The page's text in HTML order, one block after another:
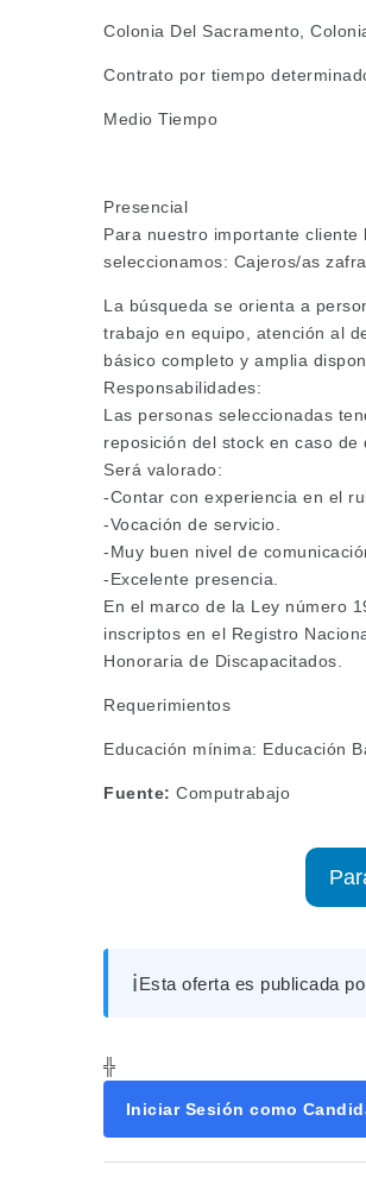
Colonia Del Sacramento,
Contrato por tiempo
Medio Tiempo
Presencial
Para nuestro importante
seleccionamos: Cajeros/as
La búsqueda se orienta a
trabajo en equipo, atención al
básico completo y amplia
Responsabilidades:
Las personas seleccionadas
reposición del stock en caso de
Será valorado:
-Contar con experiencia en el
-Vocación de servicio.
-Muy buen nivel de
-Excelente presencia.
En el marco de la Ley número
inscriptos en el Registro
Honoraria de Discapacitados.
Requerimientos
Educación mínima: Educación
Fuente: Computrabajo
ℹ️Esta oferta es publicada
╬
Iniciar Sesión como